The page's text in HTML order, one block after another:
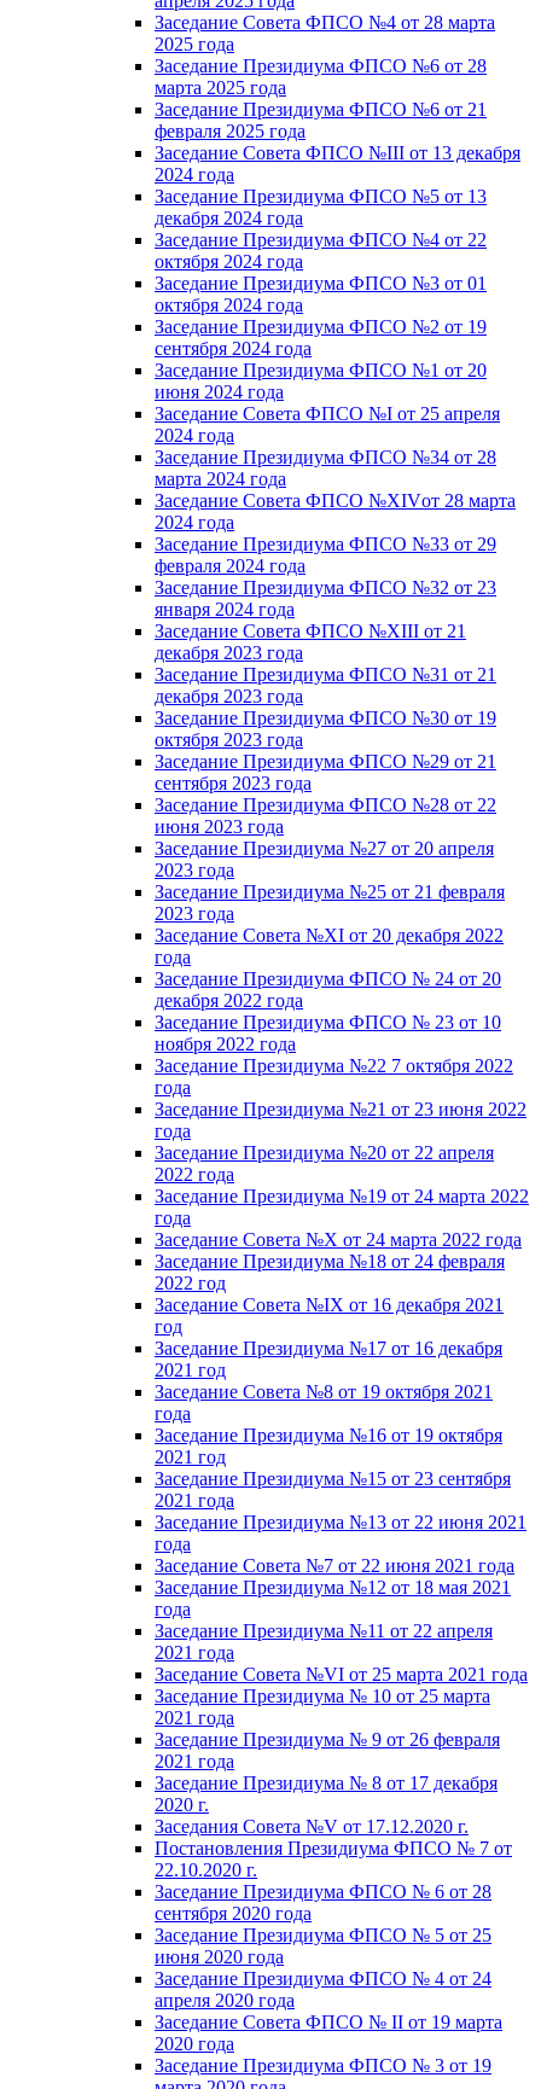
Заседание Совета ФПСО №4 от 28 марта
2025 года
Заседание Президиума ФПСО №6 от 28
марта 2025 года
Заседание Президиума ФПСО №6 от 21
февраля 2025 года
Заседание Совета ФПСО №III от 13 декабря
2024 года
Заседание Президиума ФПСО №5 от 13
декабря 2024 года
Заседание Президиума ФПСО №4 от 22
октября 2024 года
Заседание Президиума ФПСО №3 от 01
октября 2024 года
Заседание Президиума ФПСО №2 от 19
сентября 2024 года
Заседание Президиума ФПСО №1 от 20
июня 2024 года
Заседание Совета ФПСО №I от 25 апреля
2024 года
Заседание Президиума ФПСО №34 от 28
марта 2024 года
Заседание Совета ФПСО №XIVот 28 марта
2024 года
Заседание Президиума ФПСО №33 от 29
февраля 2024 года
Заседание Президиума ФПСО №32 от 23
января 2024 года
Заседание Совета ФПСО №XIII от 21
декабря 2023 года
Заседание Президиума ФПСО №31 от 21
декабря 2023 года
Заседание Президиума ФПСО №30 от 19
октября 2023 года
Заседание Президиума ФПСО №29 от 21
сентября 2023 года
Заседание Президиума ФПСО №28 от 22
июня 2023 года
Заседание Президиума №27 от 20 апреля
2023 года
Заседание Президиума №25 от 21 февраля
2023 года
Заседание Совета №XI от 20 декабря 2022
года
Заседание Президиума ФПСО № 24 от 20
декабря 2022 года
Заседание Президиума ФПСО № 23 от 10
ноября 2022 года
Заседание Президиума №22 7 октября 2022
года
Заседание Президиума №21 от 23 июня 2022
года
Заседание Президиума №20 от 22 апреля
2022 года
Заседание Президиума №19 от 24 марта 2022
года
Заседание Совета №X от 24 марта 2022 года
Заседание Президиума №18 от 24 февраля
2022 год
Заседание Совета №IX от 16 декабря 2021
год
Заседание Президиума №17 от 16 декабря
2021 год
Заседание Совета №8 от 19 октября 2021
года
Заседание Президиума №16 от 19 октября
2021 год
Заседание Президиума №15 от 23 сентября
2021 года
Заседание Президиума №13 от 22 июня 2021
года
Заседание Совета №7 от 22 июня 2021 года
Заседание Президиума №12 от 18 мая 2021
года
Заседание Президиума №11 от 22 апреля
2021 года
Заседание Совета №VI от 25 марта 2021 года
Заседание Президиума № 10 от 25 марта
2021 года
Заседание Президиума № 9 от 26 февраля
2021 года
Заседание Президиума № 8 от 17 декабря
2020 г.
Заседания Совета №V от 17.12.2020 г.
Постановления Президиума ФПСО № 7 от
22.10.2020 г.
Заседание Президиума ФПСО № 6 от 28
сентября 2020 года
Заседание Президиума ФПСО № 5 от 25
июня 2020 года
Заседание Президиума ФПСО № 4 от 24
апреля 2020 года
Заседание Совета ФПСО № II от 19 марта
2020 года
Заседание Президиума ФПСО № 3 от 19